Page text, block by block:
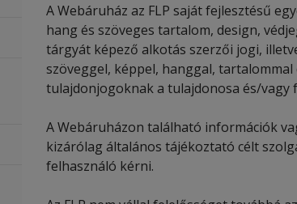
A Webáruház az FLP saját fejlesztésű
hang és szöveges tartalom, design,
tárgyát képező alkotás szerzői jogi,
szöveggel, képpel, hanggal,
tulajdonjogoknak a tulajdonosa és/vagy
A Webáruházon található információk
kizárólag általános tájékoztató célt
felhasználó kérni.